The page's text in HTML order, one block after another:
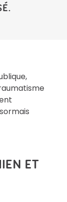
ET